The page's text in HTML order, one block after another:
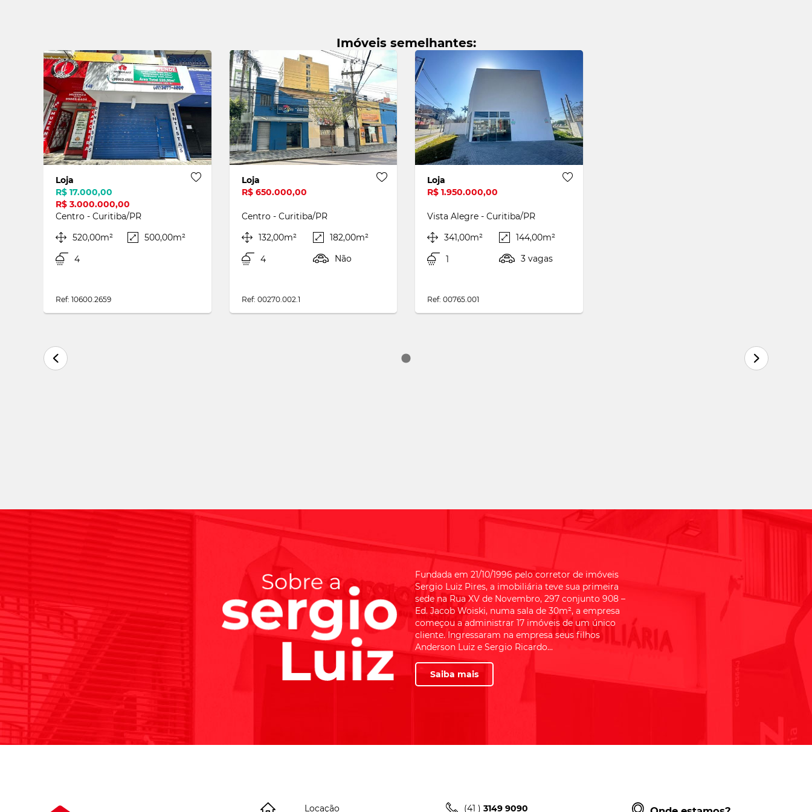
Nome do fiador
Email do fiador
Centro
Sao Jose dos Pinhais
Costeira
Imóveis semelhantes:
Loja
R$ 17.000,00
R$ 3.000.000,00
Centro - Curitiba/PR
520,00m²
500,00m²
4
Ref: 10600.2659
Loja
R$ 650.000,00
Centro - Curitiba/PR
132,00m²
182,00m²
4
Não
Ref: 00270.002.1
Loja
R$ 1.950.000,00
Vista Alegre - Curitiba/PR
341,00m²
144,00m²
1
3 vagas
Ref: 00765.001
Fundada em 21/10/1996 pelo corretor de imóveis
Sergio Luiz Pires, a imobiliária teve sua primeira
sede na Rua XV de Novembro, 297 conjunto 908 –
Ed. Jacob Woiski, numa sala de 30m², a empresa
começou a administrar 17 imóveis de um único
cliente. Ingressaram na empresa seus filhos
Anderson Luiz e Sergio Ricardo...
Saiba mais
Locação (41 )3149 9090